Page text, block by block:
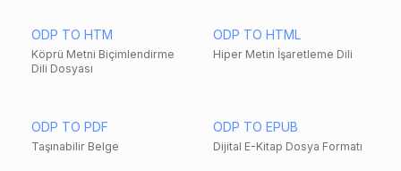
ODP TO HTM
Köprü Metni Biçimlendirme
Dili Dosyası
ODP TO HTML
Hiper Metin İşaretleme Dili
ODP TO PDF
Taşınabilir Belge
ODP TO EPUB
Dijital E-Kitap Dosya Formatı